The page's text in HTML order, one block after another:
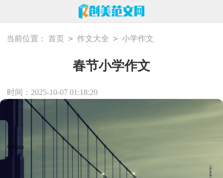
当前位置： 首页 > 作文大全 > 小学作文
春节小学作文
时间：2025-10-07 01:18:20